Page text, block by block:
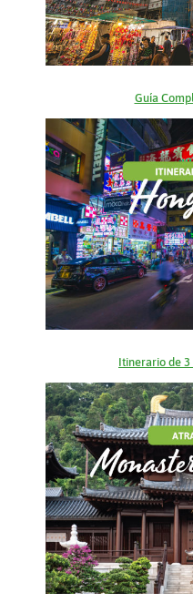
Guía
Itinerario de 3